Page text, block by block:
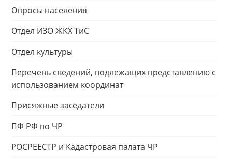
Опросы населения
Отдел ИЗО ЖКХ ТиС
Отдел культуры
Перечень сведений, подлежащих представлению с
использованием координат
Присяжные заседатели
ПФ РФ по ЧР
РОСРЕЕСТР и Кадастровая палата ЧР